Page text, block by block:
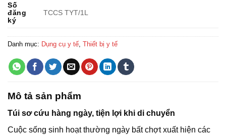
Số
đăng
ký
TCCS TYT/1L
Danh mục: Dụng cụ y tế Thiết bị y tế
Mô tả sản phẩm
Túi sơ cứu hàng ngày, tiện lợi khi di chuyển
Cuộc sống sinh hoạt thường ngày bất chợt xuất hiện các